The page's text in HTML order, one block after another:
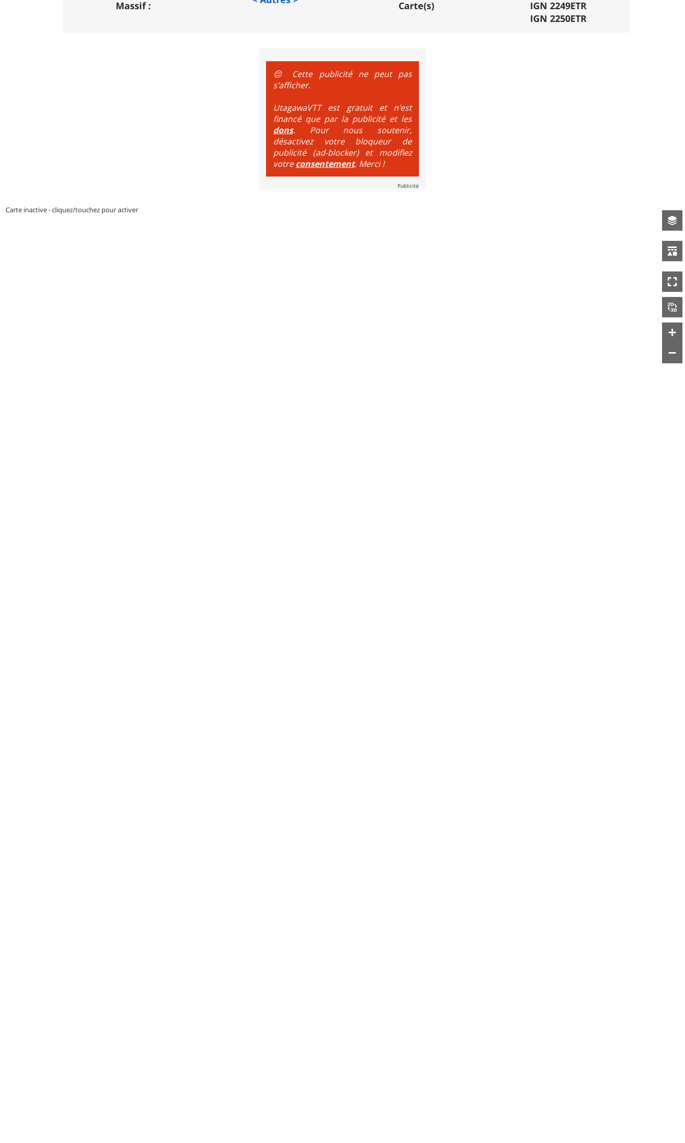
indiquée par des couleurs lorsqu'il s'agit de bikeparks. Vélo tout suspendu et protections du corps obligatoires.
Massif : Carte(s)
IGN 2249ETR
IGN 2250ETR
😔 Cette publicité ne peut pas
s'afficher.
UtagawaVTT est gratuit et n'est
financé que par la publicité et les
dons. Pour nous soutenir,
désactivez votre bloqueur de
publicité (ad-blocker) et modifiez
votreconsentement. Merci !